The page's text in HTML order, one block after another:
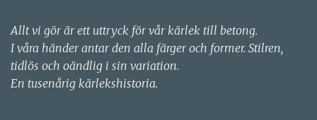
Allt vi gör är ett uttryck för vår kärlek till betong.
I våra händer antar den alla färger och former. Stilren,
tidlös och oändlig i sin variation.
En tusenårig kärlekshistoria.